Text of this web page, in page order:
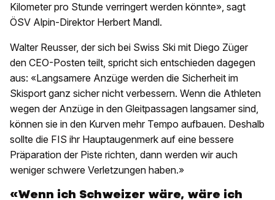
Kilometer pro Stunde verringert werden könnte», sagt
ÖSV Alpin-Direktor Herbert Mandl.
Walter Reusser, der sich bei Swiss Ski mit Diego Züger
den CEO-Posten teilt, spricht sich entschieden dagegen
aus: «Langsamere Anzüge werden die Sicherheit im
Skisport ganz sicher nicht verbessern. Wenn die Athleten
wegen der Anzüge in den Gleitpassagen langsamer sind,
können sie in den Kurven mehr Tempo aufbauen. Deshalb
sollte die FIS ihr Hauptaugenmerk auf eine bessere
Präparation der Piste richten, dann werden wir auch
weniger schwere Verletzungen haben.»
«Wenn ich Schweizer wäre, wäre ich